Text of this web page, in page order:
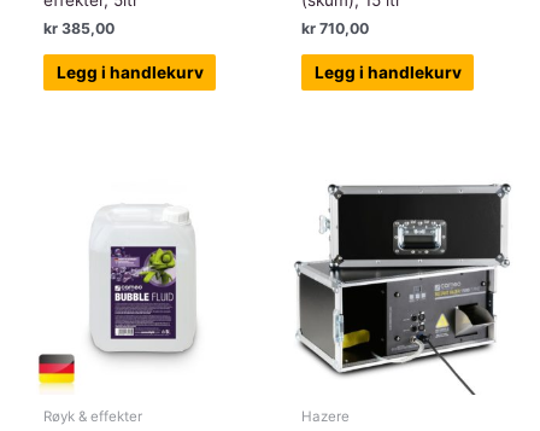
kr 385,00
Legg i handlekurv
kr 710,00
Legg i handlekurv
Røyk & effekter Hazere